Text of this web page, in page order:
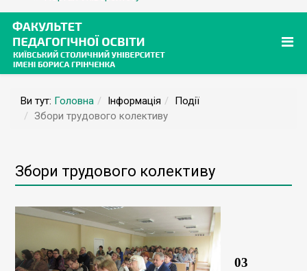
Ви тут: Головна Інформація
Події
Збори трудового колективу
Збори трудового колективу
03